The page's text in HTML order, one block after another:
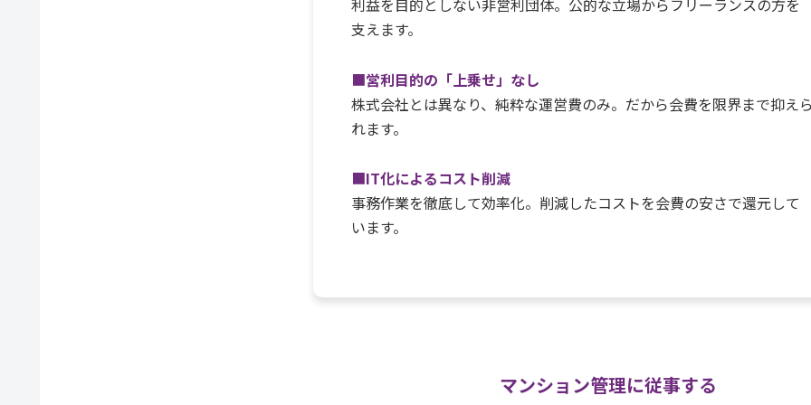
利益を目的としない非営利団体。公的な立場からフリーランスの方を
支えます。
■営利目的の「上乗せ」なし
株式会社とは異なり、純粋な運営費のみ。だから会費を限界まで抑え
れます。
■IT化によるコスト削減
事務作業を徹底して効率化。削減したコストを会費の安さで還元して
います。
マンション管理に従事する